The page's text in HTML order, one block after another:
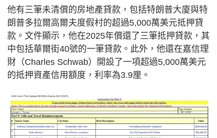
他有三筆未清償的房地產貸款，包括特朗普大廈與特
朗普多拉爾高爾夫度假村的超過5,000萬美元抵押貸
款。文件顯示，他在2025年償還了三筆抵押貸款，其
中包括華爾街40號的一筆貸款。此外，他還在嘉信理
財（Charles Schwab）開設了一項超過5,000萬美元
的抵押資產信用額度，利率為3.9厘。